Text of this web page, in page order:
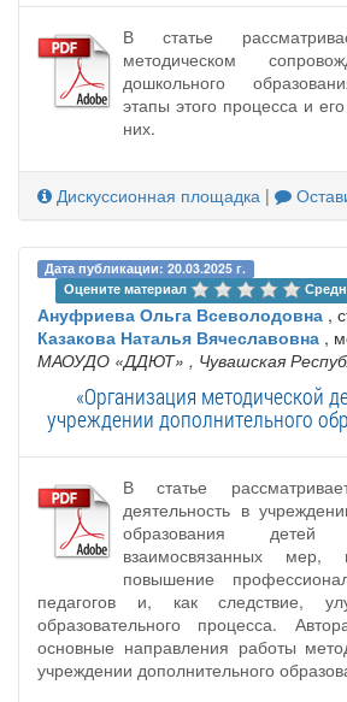
В статье
методическом
дошкольного
этапы этого процесса и
них.
Дискуссионная площадка |
Дата публикации: 20.03.2025 г.
Оцените материал
Ануфриева Ольга Всеволодовна ,
Казакова Наталья Вячеславовна ,
МАОУДО «ДДЮТ» , Чувашская
«Организация методической
учреждении дополнительного
В статье
деятельность в
образования
взаимосвязанных мер,
повышение
педагогов и, как следствие,
образовательного процесса.
основные направления работы
учреждении дополнительного